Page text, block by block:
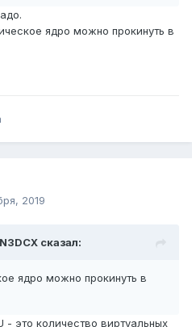
ядро можно прокинуть в
2019
сказал:
ядро можно прокинуть в
это количество виртуальных